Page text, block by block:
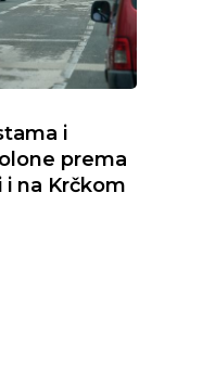
i
prema
i na Krčkom